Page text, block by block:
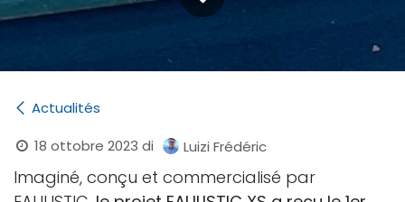
Actualités
18 ottobre 2023 di Luizi Frédéric
Imaginé, conçu et commercialisé par